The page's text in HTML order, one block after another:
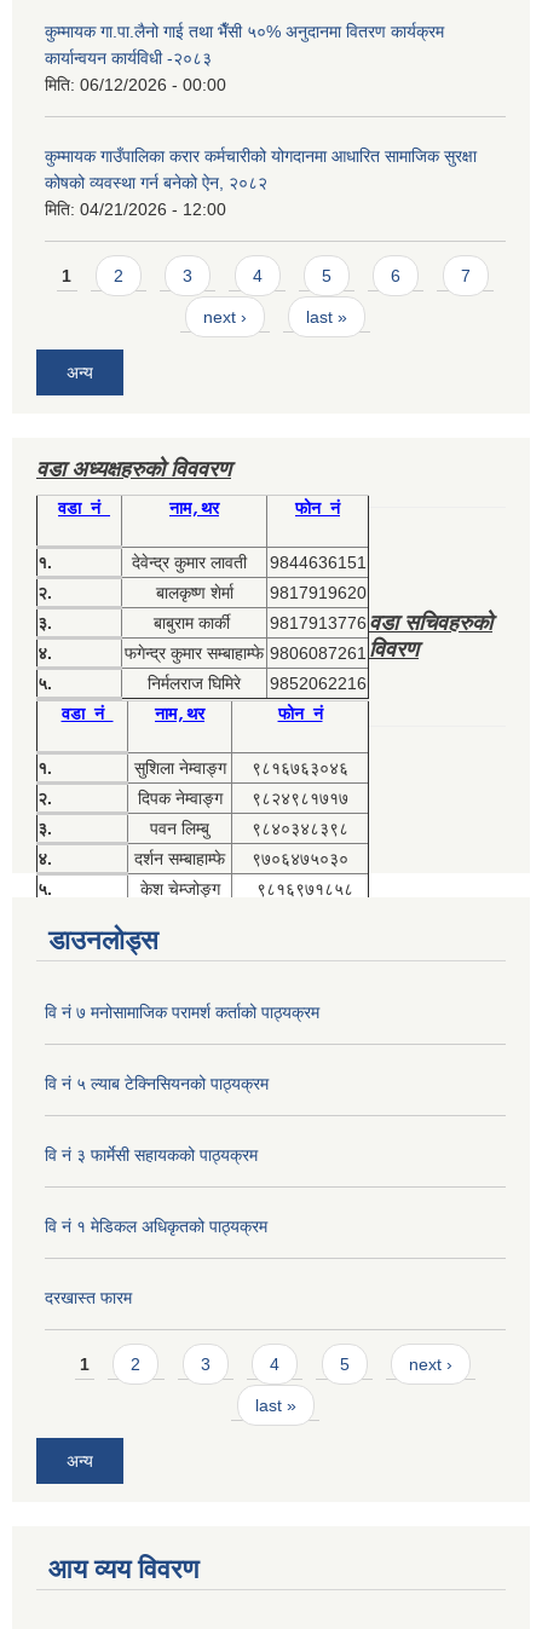
कुम्मायक गा.पा.लैनो गाई तथा भैँसी ५०% अनुदानमा वितरण कार्यक्रम
कार्यान्वयन कार्यविधी -२०८३
मिति: 06/12/2026 - 00:00
कुम्मायक गाउँपालिका करार कर्मचारीको योगदानमा आधारित सामाजिक सुरक्षा
कोषको व्यवस्था गर्न बनेको ऐन, २०८२
मिति: 04/21/2026 - 12:00
Pages
1 2 3 4 5 6 7
next › last »
अन्य
वडा अध्यक्षहरुको विववरण
वडा नं नाम,थर फोन नं
१. देवेन्द्र कुमार लावती
9844636151
२.
बालकृष्ण शेर्मा
9817919620
३.
बाबुराम कार्की
9817913776
४.
फगेन्द्र कुमार सम्बाहाम्फे 9806087261
५.
निर्मलराज घिमिरे 9852062216
वडा सचिवहरुको
विवरण
वडा नं नाम,थर फोन नं
१. सुशिला नेम्वाङ्ग
९८१६७६३०४६
२.
दिपक नेम्वाङ्ग
९८२४९८१७१७
३.
पवन लिम्बु
९८४०३४८३९८
४.
दर्शन सम्बाहाम्फे
९७०६४७५०३०
५.
केश चेम्जोङ्ग ९८१६९७१८५८
डाउनलोड्स
वि नं ७ मनोसामाजिक परामर्श कर्ताको पाठ्यक्रम
वि नं ५ ल्याब टेक्निसियनको पाठ्यक्रम
वि नं ३ फार्मेसी सहायकको पाठ्यक्रम
वि नं १ मेडिकल अधिकृतको पाठ्यक्रम
दरखास्त फारम
Pages
1 2 3 4 5 next ›
last »
अन्य
आय व्यय विवरण